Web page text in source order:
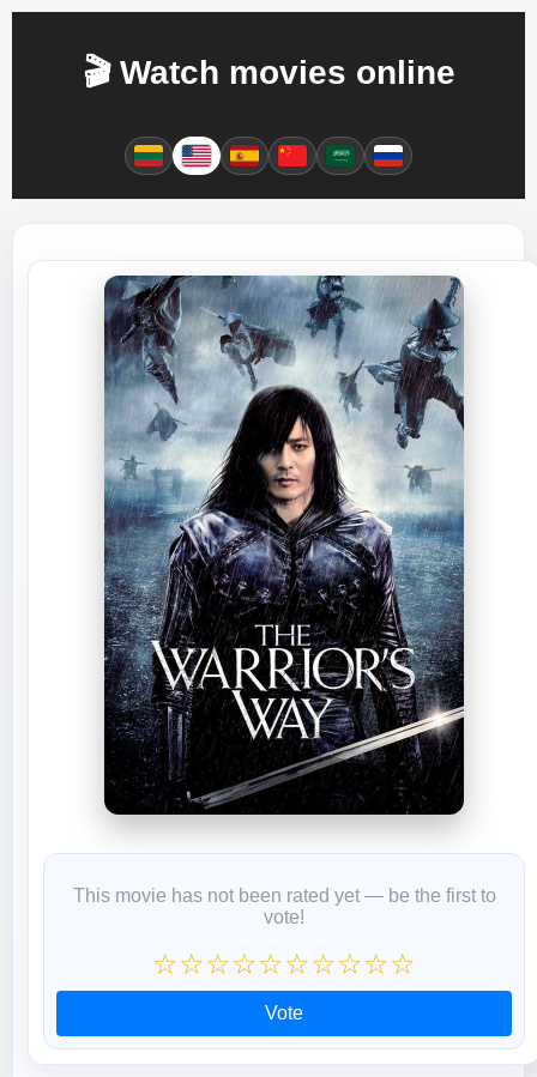
🎬 Watch movies online
This movie has not been rated yet — be the first to
vote!
☆☆☆☆☆☆☆☆☆☆
Vote